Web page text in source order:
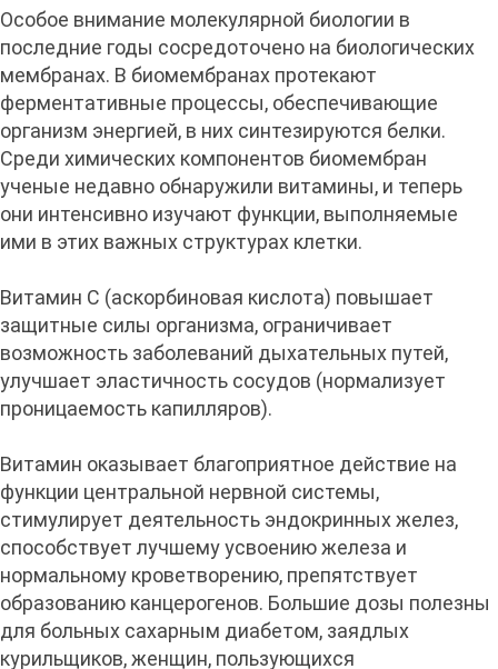
Особое внимание молекулярной биологии в
последние годы сосредоточено на биологических
мембранах. В биомембранах протекают
ферментативные процессы, обеспечивающие
организм энергией, в них синтезируются белки.
Среди химических компонентов биомембран
ученые недавно обнаружили витамины, и теперь
они интенсивно изучают функции, выполняемые
ими в этих важных структурах клетки.
Витамин С (аскорбиновая кислота) повышает
защитные силы организма, ограничивает
возможность заболеваний дыхательных путей,
улучшает эластичность сосудов (нормализует
проницаемость капилляров).
Витамин оказывает благоприятное действие на
функции центральной нервной системы,
стимулирует деятельность эндокринных желез,
способствует лучшему усвоению железа и
нормальному кроветворению, препятствует
образованию канцерогенов. Большие дозы полезны
для больных сахарным диабетом, заядлых
курильщиков, женщин, пользующихся